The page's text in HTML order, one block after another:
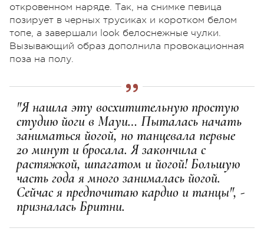
откровенном наряде. Так, на снимке певица
позирует в черных трусиках и коротком белом
топе, а завершали look белоснежные чулки.
Вызывающий образ дополнила провокационная
поза на полу.
"Я нашла эту восхитительную простую
студию йоги в Мауи… Пыталась начать
заниматься йогой, но танцевала первые
20 минут и бросала. Я закончила с
растяжкой, шпагатом и йогой! Большую
часть года я много занималась йогой.
Сейчас я предпочитаю кардио и танцы", -
призналась Бритни.